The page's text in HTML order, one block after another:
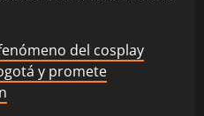
del cosplay
y promete